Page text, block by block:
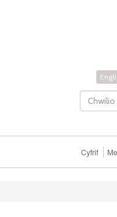
Cyfrif